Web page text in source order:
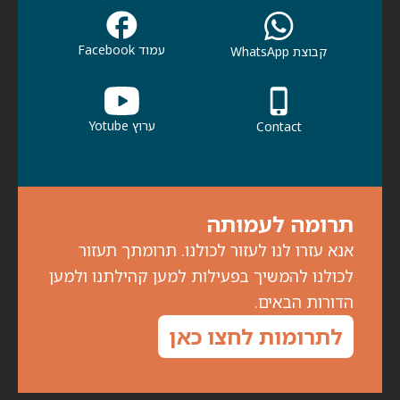
תרומה לעמותה
אנא עזרו לנו לעזור לכולנו. תרומתך תעזור
לכולנו להמשיך בפעילות למען קהילתנו ולמען
הדורות הבאים.
לתרומות לחצו כאן
קבוצת WhatsApp עמוד Facebook
Contact ערוץ Yotube